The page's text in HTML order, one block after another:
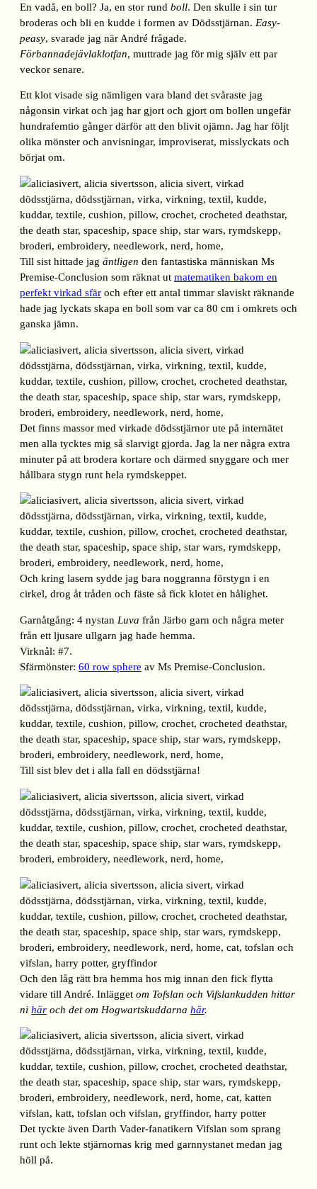
En vadå, en boll? Ja, en stor rund boll. Den skulle i sin tur
broderas och bli en kudde i formen av Dödsstjärnan. Easy-
peasy, svarade jag när André frågade.
Förbannadejävlaklotfan, muttrade jag för mig själv ett par
veckor senare.
Ett klot visade sig nämligen vara bland det svåraste jag
någonsin virkat och jag har gjort och gjort om bollen ungefär
hundrafemtio gånger därför att den blivit ojämn. Jag har följt
olika mönster och anvisningar, improviserat, misslyckats och
börjat om.
Till sist hittade jag äntligen den fantastiska människan Ms
Premise-Conclusion som räknat ut matematiken bakom en
perfekt virkad sfär och efter ett antal timmar slaviskt räknande
hade jag lyckats skapa en boll som var ca 80 cm i omkrets och
ganska jämn.
Det finns massor med virkade dödsstjärnor ute på internätet
men alla tycktes mig så slarvigt gjorda. Jag la ner några extra
minuter på att brodera kortare och därmed snyggare och mer
hållbara stygn runt hela rymdskeppet.
Och kring lasern sydde jag bara noggranna förstygn i en
cirkel, drog åt tråden och fäste så fick klotet en hålighet.
Garnåtgång: 4 nystan Luva från Järbo garn och några meter
från ett ljusare ullgarn jag hade hemma.
Virknål: #7.
Sfärmönster: 60 row sphere av Ms Premise-Conclusion.
Till sist blev det i alla fall en dödsstjärna!
Och den låg rätt bra hemma hos mig innan den fick flytta
vidare till André. Inlägget om Tofslan och Vifslankudden hittar
ni här och det om Hogwartskuddarna här.
Det tyckte även Darth Vader-fanatikern Vifslan som sprang
runt och lekte stjärnornas krig med garnnystanet medan jag
höll på.